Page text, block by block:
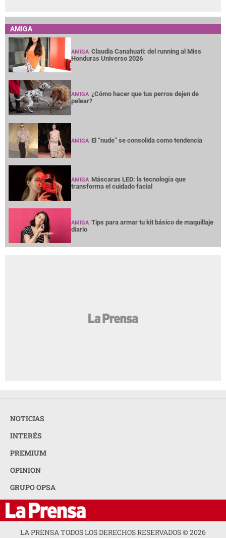
AMIGA
AMIGA Claudia Canahuati: del running al Miss
Honduras Universo 2026
AMIGA ¿Cómo hacer que tus perros dejen de
pelear?
AMIGA El “nude” se consolida como tendencia
AMIGA Máscaras LED: la tecnología que
transforma el cuidado facial
AMIGA Tips para armar tu kit básico de maquillaje
diario
NOTICIAS
INTERÉS
PREMIUM
OPINION
GRUPO OPSA
LA PRENSA TODOS LOS DERECHOS RESERVADOS ©2026